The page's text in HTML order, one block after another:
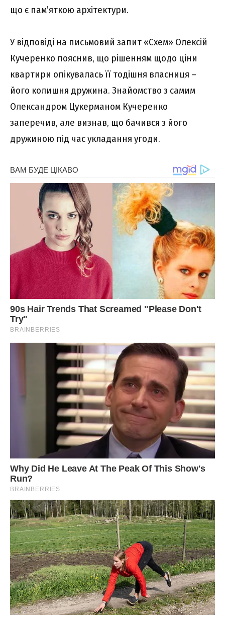
що є пам’яткою архітектури.
У відповіді на письмовий запит «Схем» Олексій
Кучеренко пояснив, що рішенням щодо ціни
квартири опікувалась її тодішня власниця –
його колишня дружина. Знайомство з самим
Олександром Цукерманом Кучеренко
заперечив, але визнав, що бачився з його
дружиною під час укладання угоди.